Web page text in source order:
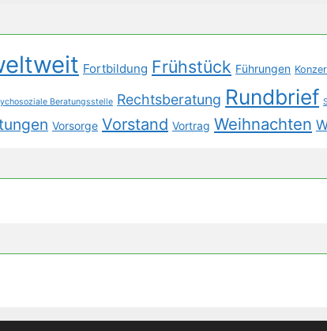
Fortbildung Frühstück Führungen
Beratungsstelle Rechtsberatung Rundbrief
Vorsorge Vorstand Vortrag Weihnachten